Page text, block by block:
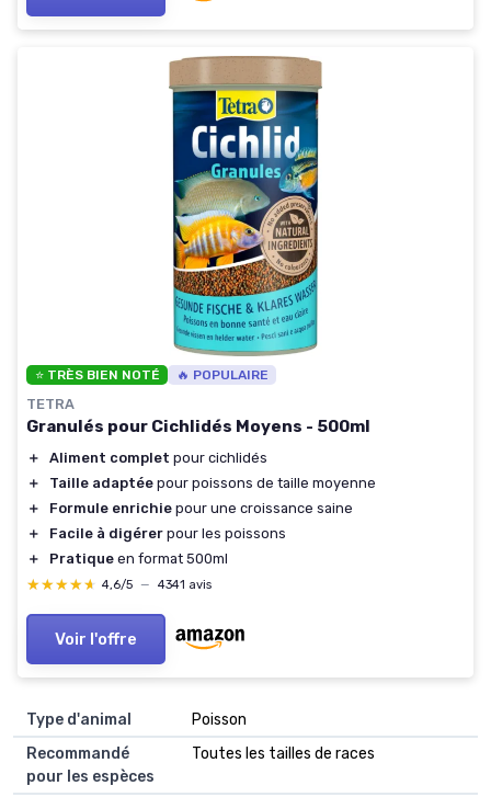
⭐ TRÈS BIEN NOTÉ 🔥 POPULAIRE
TETRA
Granulés pour Cichlidés Moyens - 500ml
＋ Aliment complet pour cichlidés
＋
Taille adaptée pour poissons de taille moyenne
＋
Formule enrichie pour une croissance saine
＋
Facile à digérer pour les poissons
＋
Pratique en format 500ml
★★★★★
★★★★★ 4,6/5 — 4341 avis
Voir l'offre
Type d'animal
‎Poisson
Recommandé
pour les espèces
‎Toutes les tailles de races